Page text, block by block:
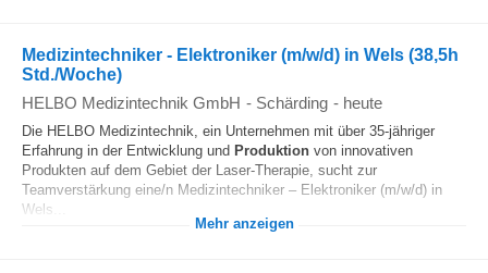
Medizintechniker - Elektroniker (m/w/d) in Wels (38,5h
Std./Woche)
HELBO Medizintechnik GmbH - Schärding - heute
Die HELBO Medizintechnik, ein Unternehmen mit über 35-jähriger
Erfahrung in der Entwicklung und Produktion von innovativen
Produkten auf dem Gebiet der Laser-Therapie, sucht zur
Teamverstärkung eine/n Medizintechniker – Elektroniker (m/w/d) in
Wels...
Mehr anzeigen